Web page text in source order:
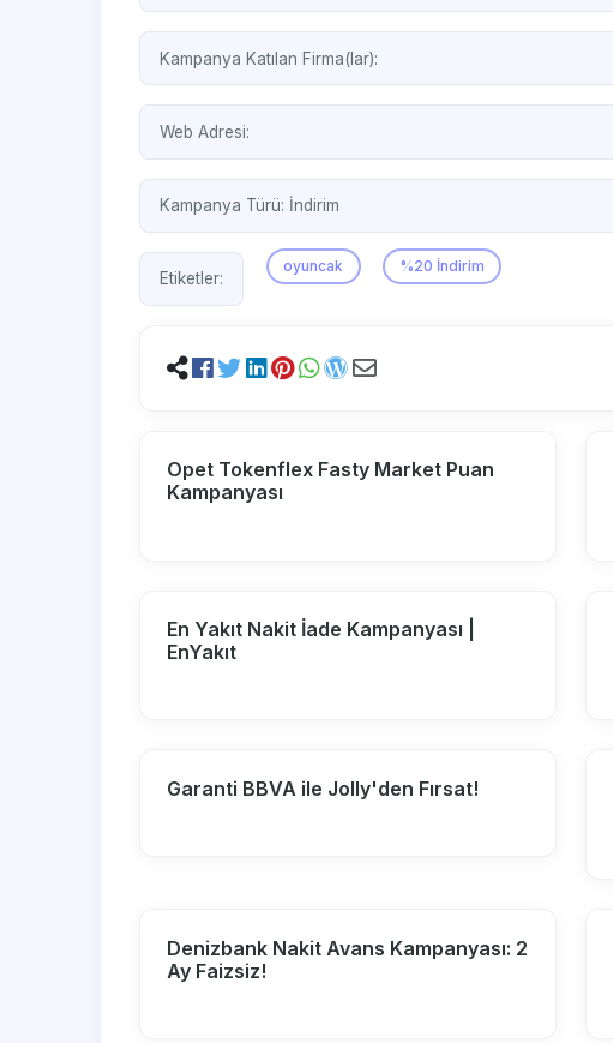
Kampanya Katılan Firma(lar):
Web Adresi:
Kampanya Türü: İndirim
Etiketler:
oyuncak %20 İndirim
Opet Tokenflex Fasty Market Puan
Kampanyası
En Yakıt Nakit İade Kampanyası |
EnYakıt
Garanti BBVA ile Jolly'den Fırsat!
Denizbank Nakit Avans Kampanyası: 2
Ay Faizsiz!